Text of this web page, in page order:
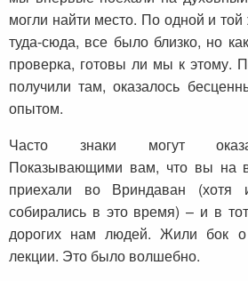
могли найти место. По одной и
туда-сюда, все было близко, но
проверка, готовы ли мы к этому.
получили там, оказалось
опытом.
Часто знаки могут
Показывающими вам, что вы на
приехали во Вриндаван (хотя
собирались в это время) – и в
дорогих нам людей. Жили бок
лекции. Это было волшебно.